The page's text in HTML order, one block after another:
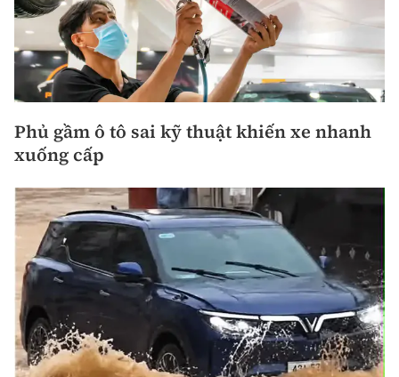
Phủ gầm ô tô sai kỹ thuật khiến xe nhanh
xuống cấp